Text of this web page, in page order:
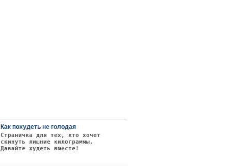
Как похудеть не голодая
Страничка для тех, кто хочет
скинуть лишние килограммы.
Давайте худеть вместе!